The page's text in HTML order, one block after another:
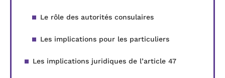
Le rôle des autorités consulaires
Les implications pour les particuliers
Les implications juridiques de l’article 47